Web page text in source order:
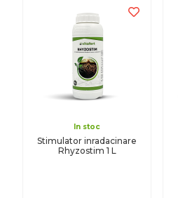
In stoc
Stimulator inradacinare
Rhyzostim 1 L